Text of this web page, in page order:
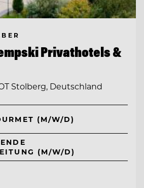
Privathotels &
Stolberg, Deutschland
(M/W/D)
(M/W/D)